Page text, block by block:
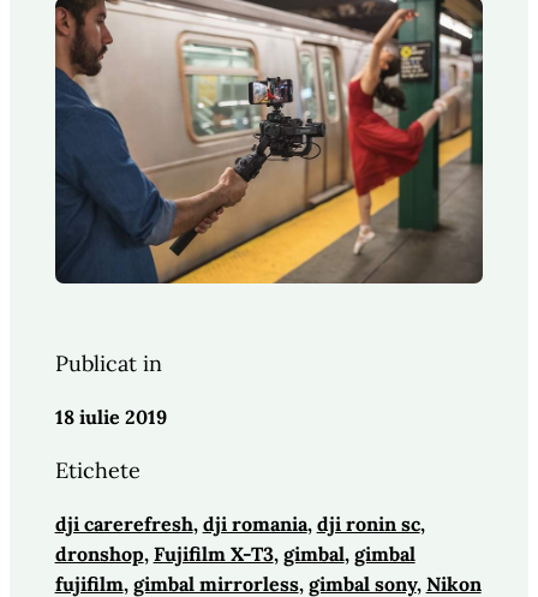
Publicat in
18 iulie 2019
Etichete
dji carerefresh, dji romania, dji ronin sc ,
dronshop, Fujifilm X-T3, gimbal, gimbal
fujifilm, gimbal mirrorless, gimbal sony, Nikon